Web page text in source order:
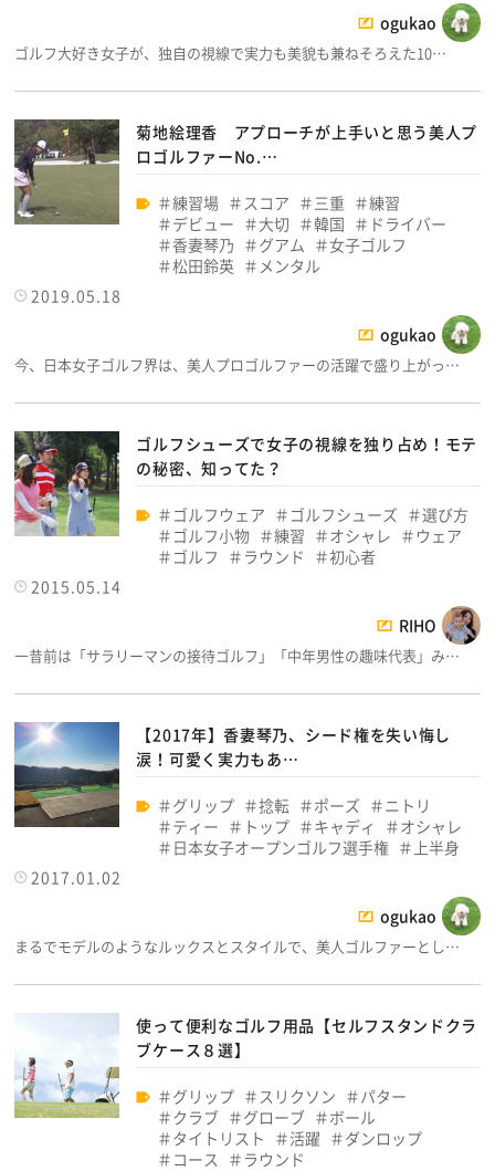
ogukao
ゴルフ大好き女子が、独自の視線で実力も美貌も兼ねそろえた10…
菊地絵理香 アプローチが上手いと思う美人プ
ロゴルファーNo.…
練習場 スコア 三重
練習
デビュー
大切 韓国
ドライバー
香妻琴乃
グアム
女子ゴルフ
松田鈴英
メンタル
2019.05.18
ogukao
今、日本女子ゴルフ界は、美人プロゴルファーの活躍で盛り上がっ…
ゴルフシューズで女子の視線を独り占め！モテ
の秘密、知ってた？
ゴルフウェア ゴルフシューズ
選び方
ゴルフ小物
練習 オシャレ
ウェア
ゴルフ
ラウンド
初心者
2015.05.14
RIHO
一昔前は「サラリーマンの接待ゴルフ」「中年男性の趣味代表」み…
【2017年】香妻琴乃、シード権を失い悔し
涙！可愛く実力もあ…
グリップ 捻転 ポーズ
ニトリ
ティー
トップ キャディ
オシャレ
日本女子オープンゴルフ選手権
上半身
2017.01.02
ogukao
まるでモデルのようなルックスとスタイルで、美人ゴルファーとし…
使って便利なゴルフ用品【セルフスタンドクラ
ブケース８選】
グリップ スリクソン
パター
クラブ
グローブ
ボール
タイトリスト
活躍
ダンロップ
コース
ラウンド